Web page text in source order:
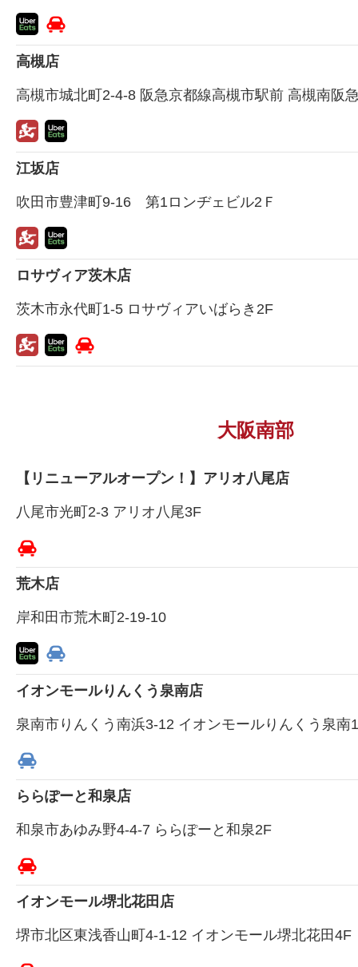
高槻店
高槻市城北町2-4-8 阪急京都線高槻市駅前 高槻南阪
江坂店
吹田市豊津町9-16 第1ロンヂェビル2Ｆ
ロサヴィア茨木店
茨木市永代町1-5 ロサヴィアいばらき2F
大阪南部
【リニューアルオープン！】アリオ八尾店
八尾市光町2-3 アリオ八尾3F
荒木店
岸和田市荒木町2-19-10
イオンモールりんくう泉南店
泉南市りんくう南浜3-12 イオンモールりんくう泉南
ららぽーと和泉店
和泉市あゆみ野4-4-7 ららぽーと和泉2F
イオンモール堺北花田店
堺市北区東浅香山町4-1-12 イオンモール堺北花田4F